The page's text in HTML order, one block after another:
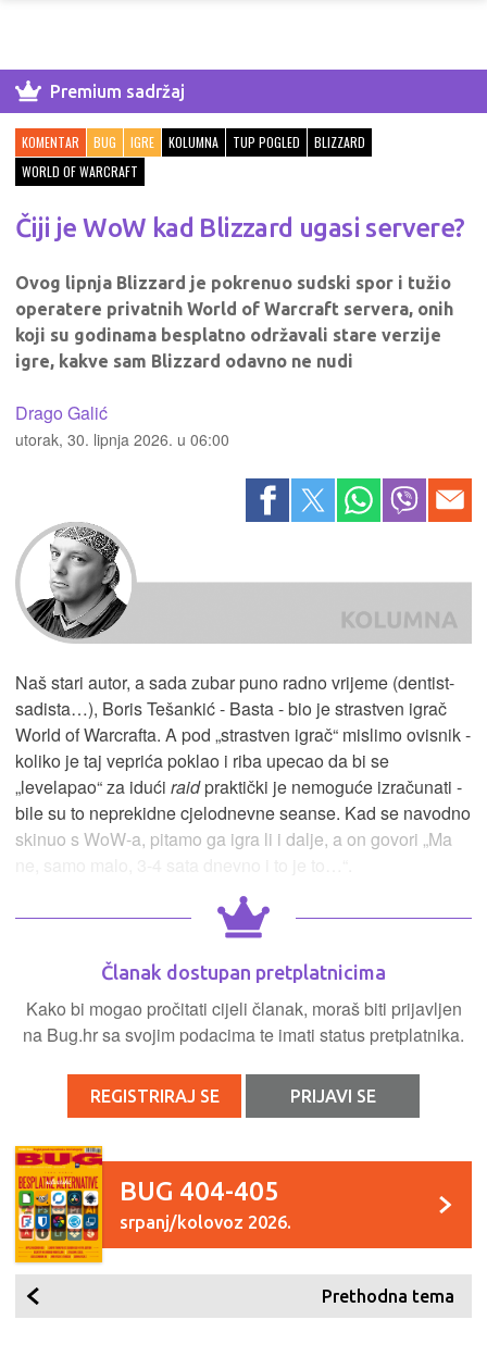
Premium sadržaj
KOMENTAR BUG IGRE KOLUMNA TUP POGLED
BLIZZARD
WORLD OF WARCRAFT
Čiji je WoW kad Blizzard ugasi servere?
Ovog lipnja Blizzard je pokrenuo sudski spor i tužio
operatere privatnih World of Warcraft servera, onih
koji su godinama besplatno održavali stare verzije
igre, kakve sam Blizzard odavno ne nudi
Drago Galić
utorak, 30. lipnja 2026. u 06:00
Naš stari autor, a sada zubar puno radno vrijeme (dentist-
sadista…), Boris Tešankić - Basta - bio je strastven igrač
World of Warcrafta. A pod „strastven igrač“ mislimo ovisnik -
koliko je taj veprića poklao i riba upecao da bi se
„levelapao“ za idući raidpraktički je nemoguće izračunati -
bile su to neprekidne cjelodnevne seanse. Kad se navodno
skinuo s WoW-a, pitamo ga igra li i dalje, a on govori „Ma
Članak dostupan pretplatnicima
Kako bi mogao pročitati cijeli članak, moraš biti prijavljen
na Bug.hr sa svojim podacima te imati status pretplatnika.
REGISTRIRAJ SE PRIJAVI SE
BUG 404-405
srpanj/kolovoz 2026.
Prethodna tema